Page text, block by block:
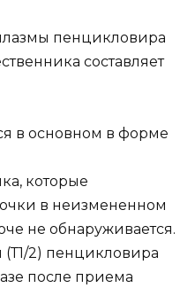
пенцикловира
составляет
в основном в форме
которые
в неизмененном
не обнаруживается.
2) пенцикловира
после приема